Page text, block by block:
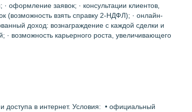
оформление заявок; · консультации клиентов‚
(возможность взять справку 2-НДФЛ); · онлайн-
доход: вознаграждение с каждой сделки и
возможность карьерного роста, увеличивающего
доступа в интернет. Условия: • официальный